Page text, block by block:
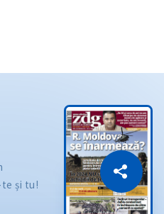
Copiază Link
te și tu!Citește articolul